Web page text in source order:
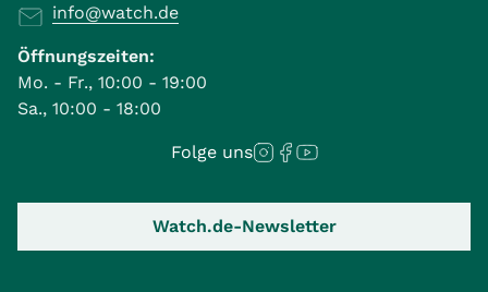
info@watch.de
Öffnungszeiten:
Mo. - Fr., 10:00 - 19:00
Sa., 10:00 - 18:00
Folge uns
Watch.de-Newsletter